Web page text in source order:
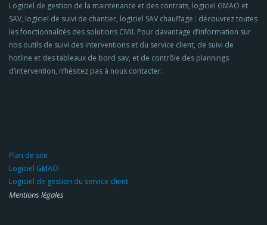
Logiciel de gestion de la maintenance et des contrats, logiciel GMAO et
SAV, logiciel de suivi de chantier, logiciel SAV chauffage : découvrez toutes
les fonctionnalités des solutions CMII. Pour davantage d’information sur
nos outils de suivi des interventions et du service client, de suivi de
hotline et des tableaux de bord sav, et de contrôle des plannings
d’intervention, n’hésitez pas à nous contacter.
Plan de site
Logiciel GMAO
Logiciel de gestion du service client
Mentions légales